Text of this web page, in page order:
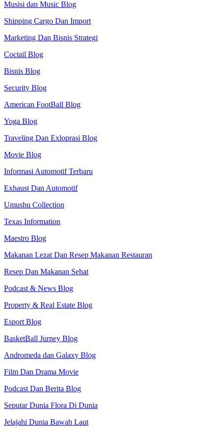
Musisi dan Music Blog
Shipping Cargo Dan Import
Marketing Dan Bisnis Strategi
Coctail Blog
Bisnis Blog
Security Blog
American FootBall Blog
Yoga Blog
Traveling Dan Exloprasi Blog
Movie Blog
Informasi Automotif Terbaru
Exhaust Dan Automotif
Umushu Collection
Texas Information
Maestro Blog
Makanan Lezat Dan Resep Makanan Restauran
Resep Dan Makanan Sehat
Podcast & News Blog
Property & Real Estate Blog
Esport Blog
BasketBall Jurney Blog
Andromeda dan Galaxy Blog
Film Dan Drama Movie
Podcast Dan Berita Blog
Seputar Dunia Flora Di Dunia
Jelajahi Dunia Bawah Laut